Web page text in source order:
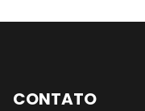
CONTATO